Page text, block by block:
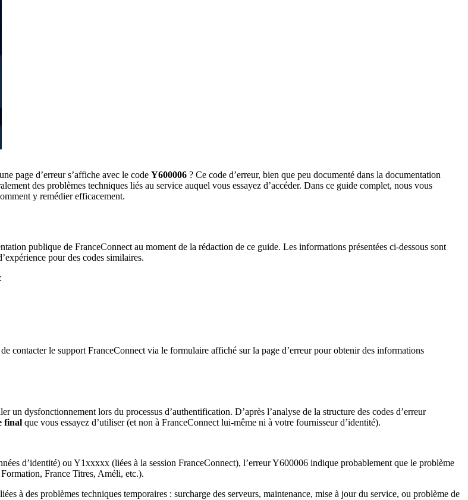
page d’erreur s’affiche avec le code Y600006 ? Ce code d’erreur, bien que peu documenté dans la documentation
des problèmes techniques liés au service auquel vous essayez d’accéder. Dans ce guide complet, nous vous
y remédier efficacement.
publique de FranceConnect au moment de la rédaction de ce guide. Les informations présentées ci-dessous sont
pour des codes similaires.
contacter le support FranceConnect via le formulaire affiché sur la page d’erreur pour obtenir des informations
un dysfonctionnement lors du processus d’authentification. D’après l’analyse de la structure des codes d’erreur
final que vous essayez d’utiliser (et non à FranceConnect lui-même ni à votre fournisseur d’identité).
d’identité) ou Y1xxxxx (liées à la session FranceConnect), l’erreur Y600006 indique probablement que le problème
France Titres, Améli, etc.).
à des problèmes techniques temporaires : surcharge des serveurs, maintenance, mise à jour du service, ou problème de